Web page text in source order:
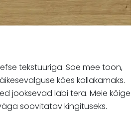
tekstuuriga. Soe mee toon,
käes kollakamaks.
jooksevad läbi tera. Meie kõige
soovitatav kingituseks.